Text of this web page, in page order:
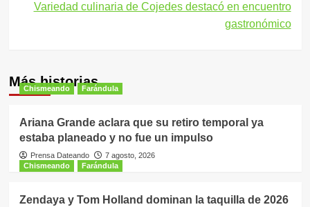
Variedad culinaria de Cojedes destacó en encuentro
gastronómico
Más historias
Chismeando Farándula
Ariana Grande aclara que su retiro temporal ya
estaba planeado y no fue un impulso
Prensa Dateando
7 agosto, 2026
Chismeando
Farándula
Zendaya y Tom Holland dominan la taquilla de 2026